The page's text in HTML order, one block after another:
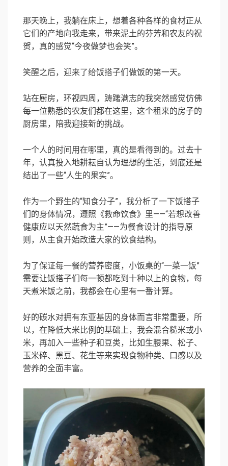
那天晚上，我躺在床上，想着各种各样的食材正从
它们的产地向我走来，带来泥土的芬芳和农友的祝
贺，真的感觉“今夜做梦也会笑”。
笑醒之后，迎来了给饭搭子们做饭的第一天。
站在厨房，环视四周，踌躇满志的我突然感觉仿佛
每一位熟悉的农友们都在这里，这个租来的房子的
厨房里，陪我迎接新的挑战。
一个人的时间用在哪里，真的是看得到的。过去十
年，认真投入地耕耘自认为理想的生活，到底还是
结出了一些“人生的果实”。
作为一个野生的“知食分子”，我分析了一下饭搭子
们的身体情况，遵照《救命饮食》里——“若想改善
健康应以天然蔬食为主”——为餐食设计的指导原
则，从主食开始改造大家的饮食结构。
为了保证每一餐的营养密度，小饭桌的“一菜一饭”
需要让饭搭子们每一顿都吃到十种以上的食物，每
天煮米饭之前，我都会在心里有一番计算。
好的碳水对拥有东亚基因的身体而言非常重要，所
以，在降低大米比例的基础上，我会混合糙米或小
米，再加入一些种子和豆类，比如生腰果、松子、
玉米碎、黑豆、花生等来实现食物种类、口感以及
营养的全面丰富。